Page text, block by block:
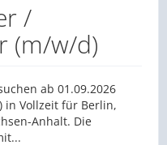
/
(m/w/d)
ab 01.09.2026
in Vollzeit für Berlin,
Anhalt. Die